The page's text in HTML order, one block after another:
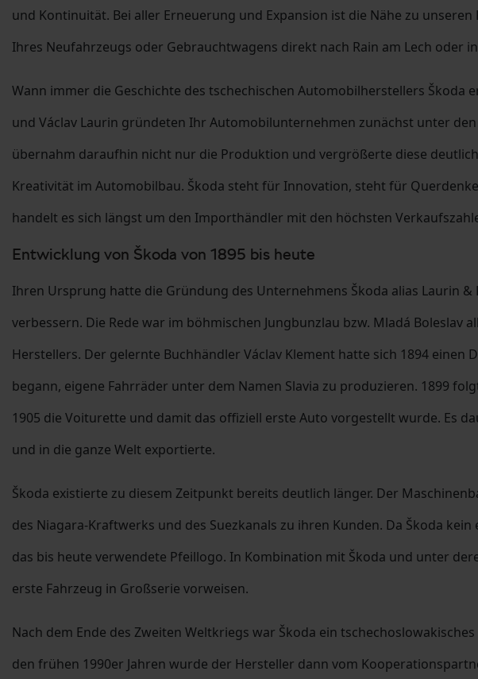
und Kontinuität. Bei aller Erneuerung und Expansion ist die Nähe zu
Ihres Neufahrzeugs oder Gebrauchtwagens direkt nach Rain am Lech oder
Wann immer die Geschichte des tschechischen Automobilherstellers Škoda
und Václav Laurin gründeten Ihr Automobilunternehmen zunächst unter
übernahm daraufhin nicht nur die Produktion und vergrößerte diese
Kreativität im Automobilbau. Škoda steht für Innovation, steht für
handelt es sich längst um den Importhändler mit den höchsten
Entwicklung von Škoda von 1895 bis heute
Ihren Ursprung hatte die Gründung des Unternehmens Škoda alias Laurin
verbessern. Die Rede war im böhmischen Jungbunzlau bzw. Mladá
Herstellers. Der gelernte Buchhändler Václav Klement hatte sich 1894
begann, eigene Fahrräder unter dem Namen Slavia zu produzieren. 1899
1905 die Voiturette und damit das offiziell erste Auto vorgestellt wurde. Es
und in die ganze Welt exportierte.
Škoda existierte zu diesem Zeitpunkt bereits deutlich länger. Der
des Niagara-Kraftwerks und des Suezkanals zu ihren Kunden. Da Škoda
das bis heute verwendete Pfeillogo. In Kombination mit Škoda und unter
erste Fahrzeug in Großserie vorweisen.
Nach dem Ende des Zweiten Weltkriegs war Škoda ein
den frühen 1990er Jahren wurde der Hersteller dann vom